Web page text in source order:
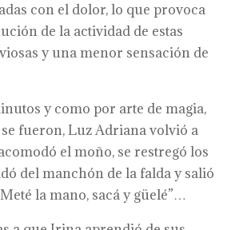
con el dolor, lo que provoca
de la actividad de estas
y una menor sensación de
y como por arte de magia,
fueron, Luz Adriana volvió a
el moño, se restregó los
del manchón de la falda y salió
la mano, sacá y güelé”…